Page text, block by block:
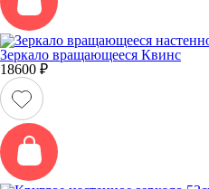
Зеркало вращающееся Квинс
18600 ₽